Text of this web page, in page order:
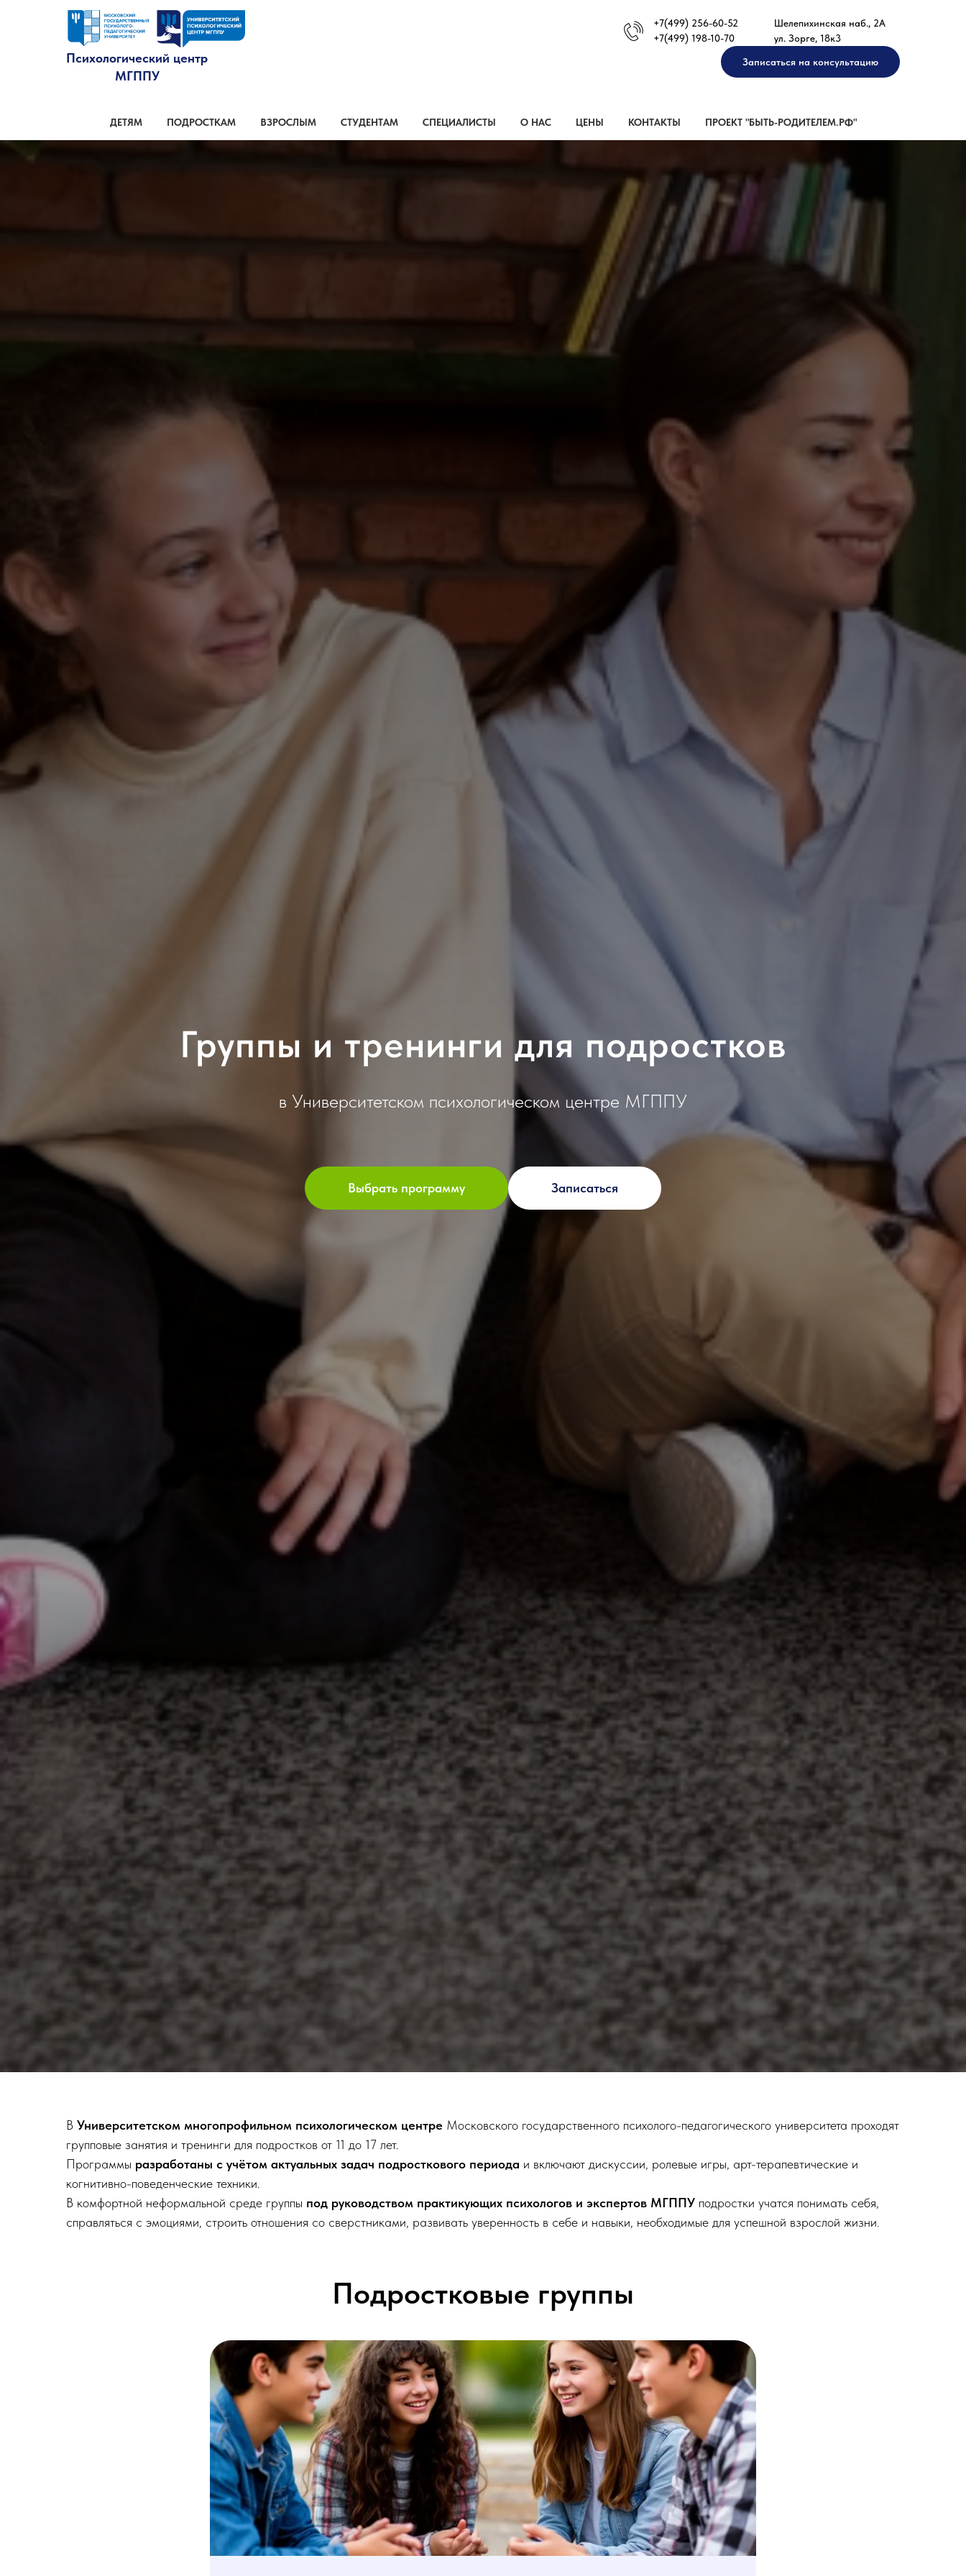
Психологический центр
МГППУ
+7(499) 256-60-52
+7(499) 198-10-70
Шелепихинская наб., 2А
ул. Зорге, 18к3
Записаться на консультацию
ДЕТЯМ ПОДРОСТКАМ ВЗРОСЛЫМ СТУДЕНТАМ СПЕЦИАЛИСТЫ О НАС ЦЕНЫ КОНТАКТЫ ПРОЕКТ "БЫТЬ-РОДИТЕЛЕМ.РФ"
Группы и тренинги для подростков
в Университетском психологическом центре МГППУ
Выбрать программу Записаться
В Университетском многопрофильном психологическом центре Московского государственного психолого-педагогического университета проходят
групповые занятия и тренинги для подростков от 11 до 17 лет.
Программы разработаны с учётом актуальных задач подросткового периода и включают дискуссии, ролевые игры, арт-терапевтические и
когнитивно-поведенческие техники.
В комфортной неформальной среде группы под руководством практикующих психологов и экспертов МГППУ подростки учатся понимать себя,
справляться с эмоциями, строить отношения со сверстниками, развивать уверенность в себе и навыки, необходимые для успешной взрослой жизни.
Подростковые группы